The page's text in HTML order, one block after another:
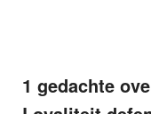
1 gedachte